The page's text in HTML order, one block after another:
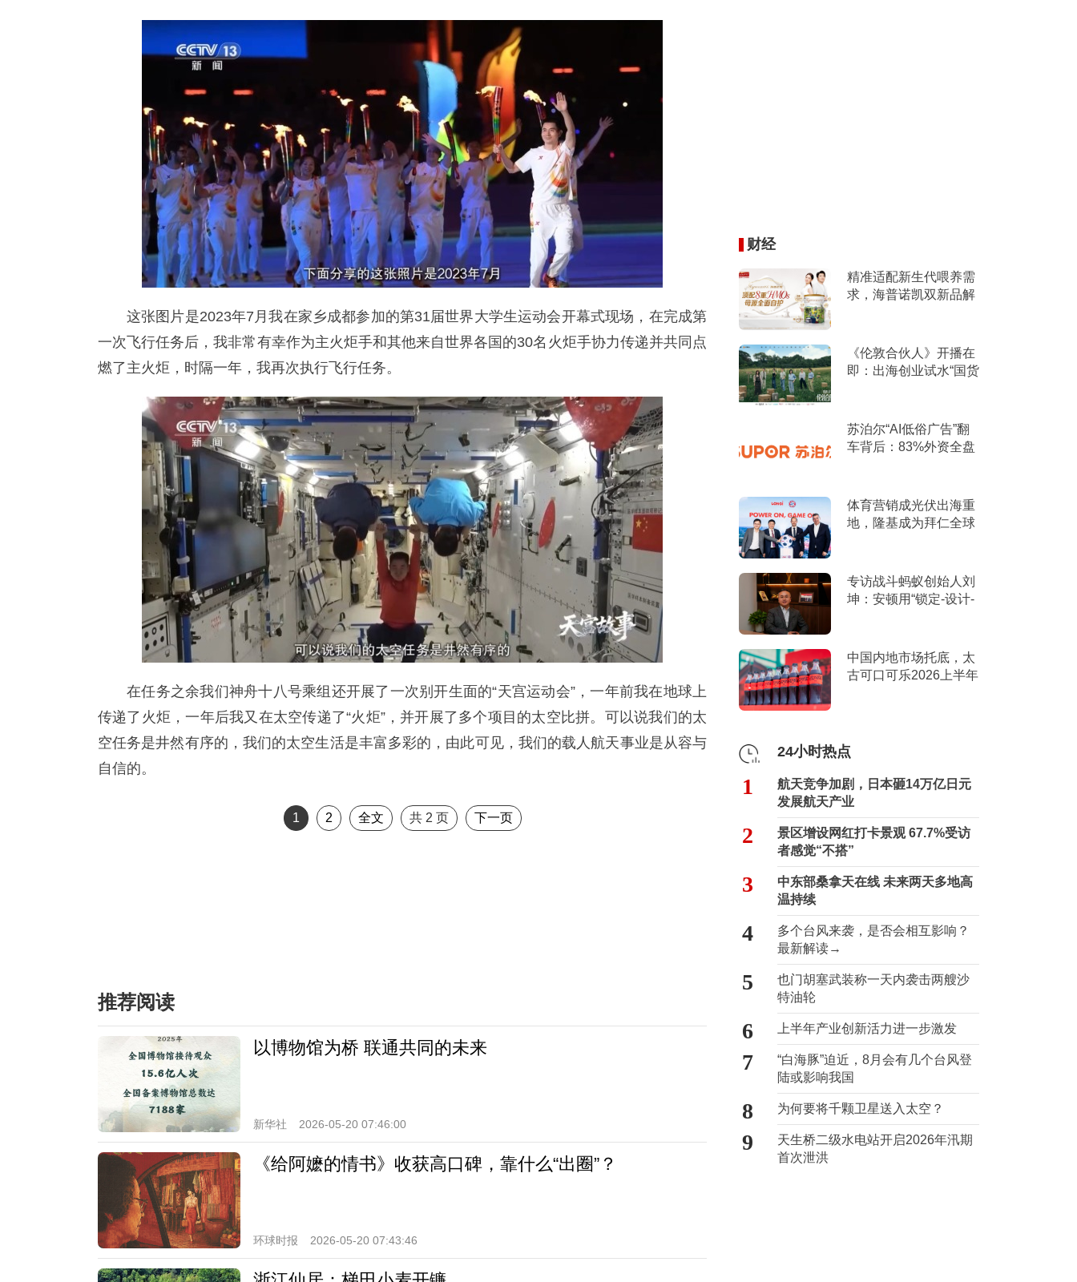
这张图片是2023年7月我在家乡成都参加的第31届世界大学生运动会开幕式现场，在完成第
一次飞行任务后，我非常有幸作为主火炬手和其他来自世界各国的30名火炬手协力传递并共同点
燃了主火炬，时隔一年，我再次执行飞行任务。
在任务之余我们神舟十八号乘组还开展了一次别开生面的“天宫运动会”，一年前我在地球上
传递了火炬，一年后我又在太空传递了“火炬”，并开展了多个项目的太空比拼。可以说我们的太
空任务是井然有序的，我们的太空生活是丰富多彩的，由此可见，我们的载人航天事业是从容与
自信的。
1 2 全文 共2 页 下一页
推荐阅读
以博物馆为桥 联通共同的未来
新华社 2026-05-20 07:46:00
《给阿嬷的情书》收获高口碑，靠什么“出圈”？
环球时报 2026-05-20 07:43:46
财经
精准适配新生代喂养需
求，海普诺凯双新品解
《伦敦合伙人》开播在
即：出海创业试水“国货
苏泊尔“AI低俗广告”翻
车背后：83%外资全盘
体育营销成光伏出海重
地，隆基成为拜仁全球
专访战斗蚂蚁创始人刘
坤：安顿用“锁定-设计-
中国内地市场托底，太
古可口可乐2026上半年
24小时热点
1
航天竞争加剧，日本砸14万亿日元
发展航天产业
2
景区增设网红打卡景观 67.7%受访
者感觉“不搭”
3
中东部桑拿天在线 未来两天多地高
温持续
4
多个台风来袭，是否会相互影响？
最新解读→
5
也门胡塞武装称一天内袭击两艘沙
特油轮
6 上半年产业创新活力进一步激发
7
“白海豚”迫近，8月会有几个台风登
陆或影响我国
8 为何要将千颗卫星送入太空？
9
天生桥二级水电站开启2026年汛期
首次泄洪